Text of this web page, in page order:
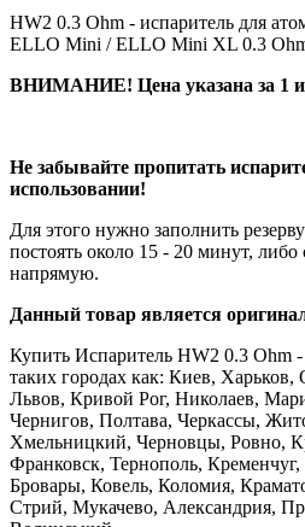
HW2 0.3 Ohm - испаритель для
ELLO Mini / ELLO Mini XL 0.3
ВНИМАНИЕ! Цена указана за 1
Не забывайте пропитать
использовании!
Для этого нужно заполнить
постоять около 15 - 20 минут, либо
напрямую.
Данный товар является
Купить Испаритель HW2 0.3 Ohm
таких городах как: Киев,
Львов, Кривой Рог, Николаев,
Чернигов, Полтава, Черкассы,
Хмельницкий, Черновцы, Ровно,
Франковск, Тернополь,
Бровары, Ковель, Коломия,
Стрий, Мукачево, Александрия,